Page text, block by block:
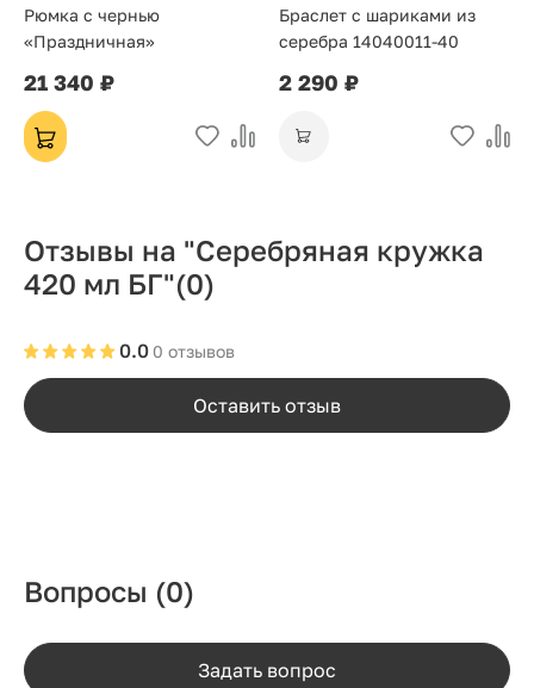
Рюмка с чернью
«Праздничная»
21 340 ₽
Браслет с шариками из
серебра 14040011-40
2 290 ₽
Отзывы на "Серебряная кружка
420 мл БГ"(0)
0 отзывов
0.0
Оставить отзыв
Вопросы (0)
Задать вопрос